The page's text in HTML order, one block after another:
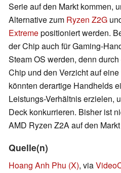
Serie auf den Markt kommen,
Alternative zum Ryzen Z2G
Extremepositioniert werden.
der Chip auch für Gaming-
Steam OS werden, denn
Chip und den Verzicht auf
könnten derartige Handhelds
Leistungs-Verhältnis erzielen,
Deck konkurrieren. Bisher ist
AMD Ryzen Z2A auf den
Quelle(n)
Hoang Anh Phu (X), via